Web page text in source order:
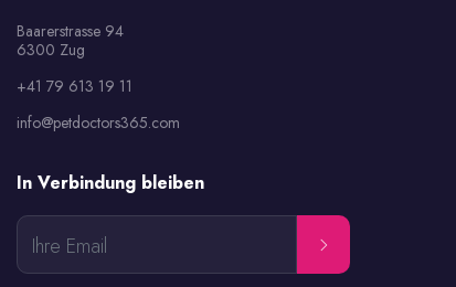
Baarerstrasse 94
6300 Zug
+41 79 613 19 11
info@petdoctors365.com
In Verbindung bleiben
Ihre Email